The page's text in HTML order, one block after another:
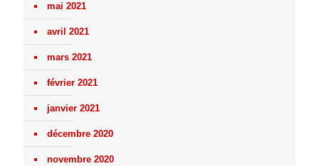
mai 2021
avril 2021
mars 2021
février 2021
janvier 2021
décembre 2020
novembre 2020